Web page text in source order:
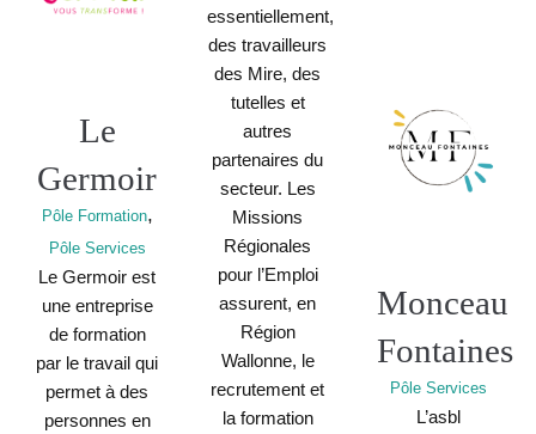
essentiellement,
des travailleurs
des Mire, des
tutelles et
autres
partenaires du
secteur. Les
Missions
Régionales
pour l’Emploi
assurent, en
Région
Wallonne, le
recrutement et
la formation
Le
Germoir
Pôle Formation,
Pôle Services
Le Germoir est
une entreprise
de formation
par le travail qui
permet à des
personnes en
Monceau
Fontaines
Pôle Services
L’asbl